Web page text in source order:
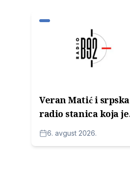
Veran Matić i srpska
radio stanica koja je
pomogla u rušenju
Slobodana Miloševića
6. avgust 2026.